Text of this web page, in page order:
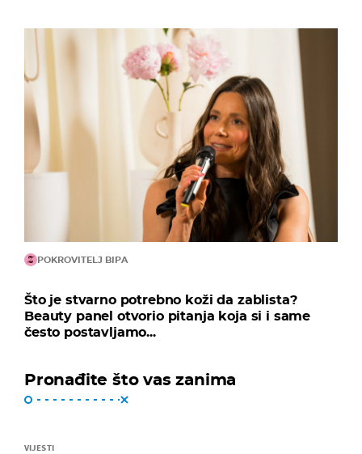
POKROVITELJ BIPA
Što je stvarno potrebno koži da zablista?
Beauty panel otvorio pitanja koja si i same
često postavljamo...
Pronađite što vas zanima
VIJESTI